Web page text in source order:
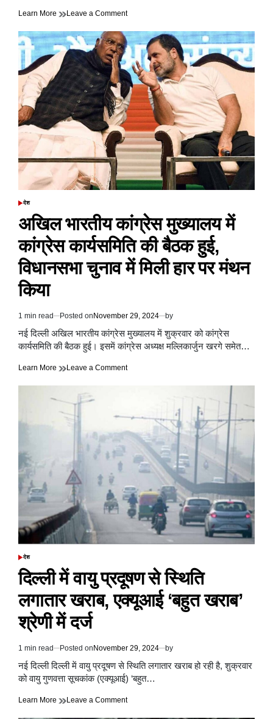
Learn More Leave a Commenton
की
जेल
से
कैसे
गैंग
चला
रहा
है’,
सरकार
का
मिल
रहा
संरक्षण,
केंद्र
सरकार
केजरीवाल
POSTED
देश
अखिल भारतीय कांग्रेस मुख्यालय में
कांग्रेस कार्यसमिति की बैठक हुई,
विधानसभा चुनाव में मिली हार पर मंथन
किया
Estimated
read
time
1 min read Posted on November 29, 2024 by
नई दिल्ली अखिल भारतीय कांग्रेस मुख्यालय में शुक्रवार को कांग्रेस
कार्यसमिति की बैठक हुई। इसमें कांग्रेस अध्यक्ष मल्लिकार्जुन खरगे समेत…
Learn More Leave a Commenton
कांग्रेस
कार्यसमिति
बैठक
विधानसभा
चुनाव
में
मिली
पर
POSTED
IN
देश
दिल्ली में वायु प्रदूषण से स्थिति
लगातार खराब, एक्यूआई ‘बहुत खराब’
श्रेणी में दर्ज
Estimated
read
time
1 min read Posted on November 29, 2024 by
नई दिल्ली दिल्ली में वायु प्रदूषण से स्थिति लगातार खराब हो रही है, शुक्रवार
को वायु गुणवत्ता सूचकांक (एक्यूआई) ‘बहुत…
Learn More Leave a Commenton